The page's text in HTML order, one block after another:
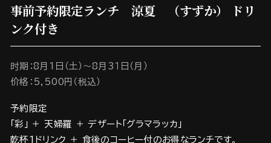
事前予約限定ランチ 涼夏 （すずか） ドリ
ンク付き
时期：8月1日（土）～8月3１日（月）
价格：5,500円（税込）
予約限定
「彩」 ＋ 天婦羅 ＋ デザート「グラマラッカ」
乾杯1ドリンク ＋ 食後のコーヒー付のお得なランチです。